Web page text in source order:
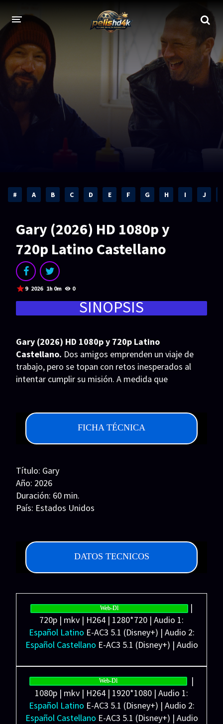
CALIDADES
1080p 1080p Full HD
2160p 4K HDR Dolby Vision
2160p REMUX 4K 2160p 4K SDR
60 FPS
GÉNEROS
Acción Animación
Aventura Ciencia ficción
Comedia
Terror
Familia Suspenso
Bélico Thriller
Biográfico Musical
Series 1080p Series 4K HDR
2160p 4K SDR
¿COMO DESCARGAR?
TIPOS DE CALIDADES
# A B C D E F G H I J
Gary (2026) HD 1080p y
720p Latino Castellano
9 2026 1h 0m 0
SINOPSIS
Gary (2026) HD 1080p y 720p Latino
Castellano. Dos amigos emprenden un viaje de
trabajo, pero se topan con retos inesperados al
intentar cumplir su misión. A medida que
imborrable y les ofrece una nueva perspectiva de su
FICHA TÉCNICA
Título: Gary
Año: 2026
Duración: 60 min.
País: Estados Unidos
Fotografía:
Reparto: Ebon Moss-Bachrach, Jon Bernthal, Marin
Ireland, Gillian Jacobs, Nation Sage Henrikson, T.J.
Beasley, Brooke Breit, Katie Klein
Distribuidora:
DATOS TECNICOS
Web-Dl
|
720p | mkv | H264 | 1280*720 | Audio 1:
Español Latino E-AC3 5.1 (Disney+) | Audio 2:
Español Castellano E-AC3 5.1 (Disney+) | Audio
Español Latino/Castellano/Inglés (SRT)
Español Forzados (SRT)
Peso: 1.17 GB
Web-Dl
|
1080p | mkv | H264 | 1920*1080 | Audio 1:
Español Latino E-AC3 5.1 (Disney+) | Audio 2:
Español Castellano E-AC3 5.1 (Disney+) | Audio